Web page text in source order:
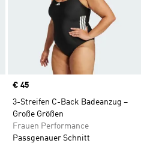
Price
€ 45
3-Streifen C-Back Badeanzug –
Große Größen
Frauen Performance
Passgenauer Schnitt